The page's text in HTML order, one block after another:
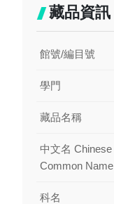
藏品資訊
館號/編目號
學門
藏品名稱
中文名 Chinese
Common Name
科名